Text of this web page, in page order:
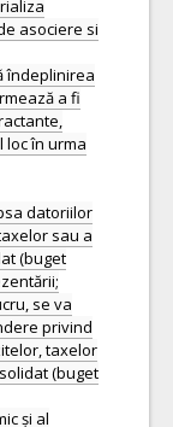
asociere si
îndeplinirea
a fi
în urma
datoriilor
sau a
(buget
se va
privind
taxelor
(buget
și al